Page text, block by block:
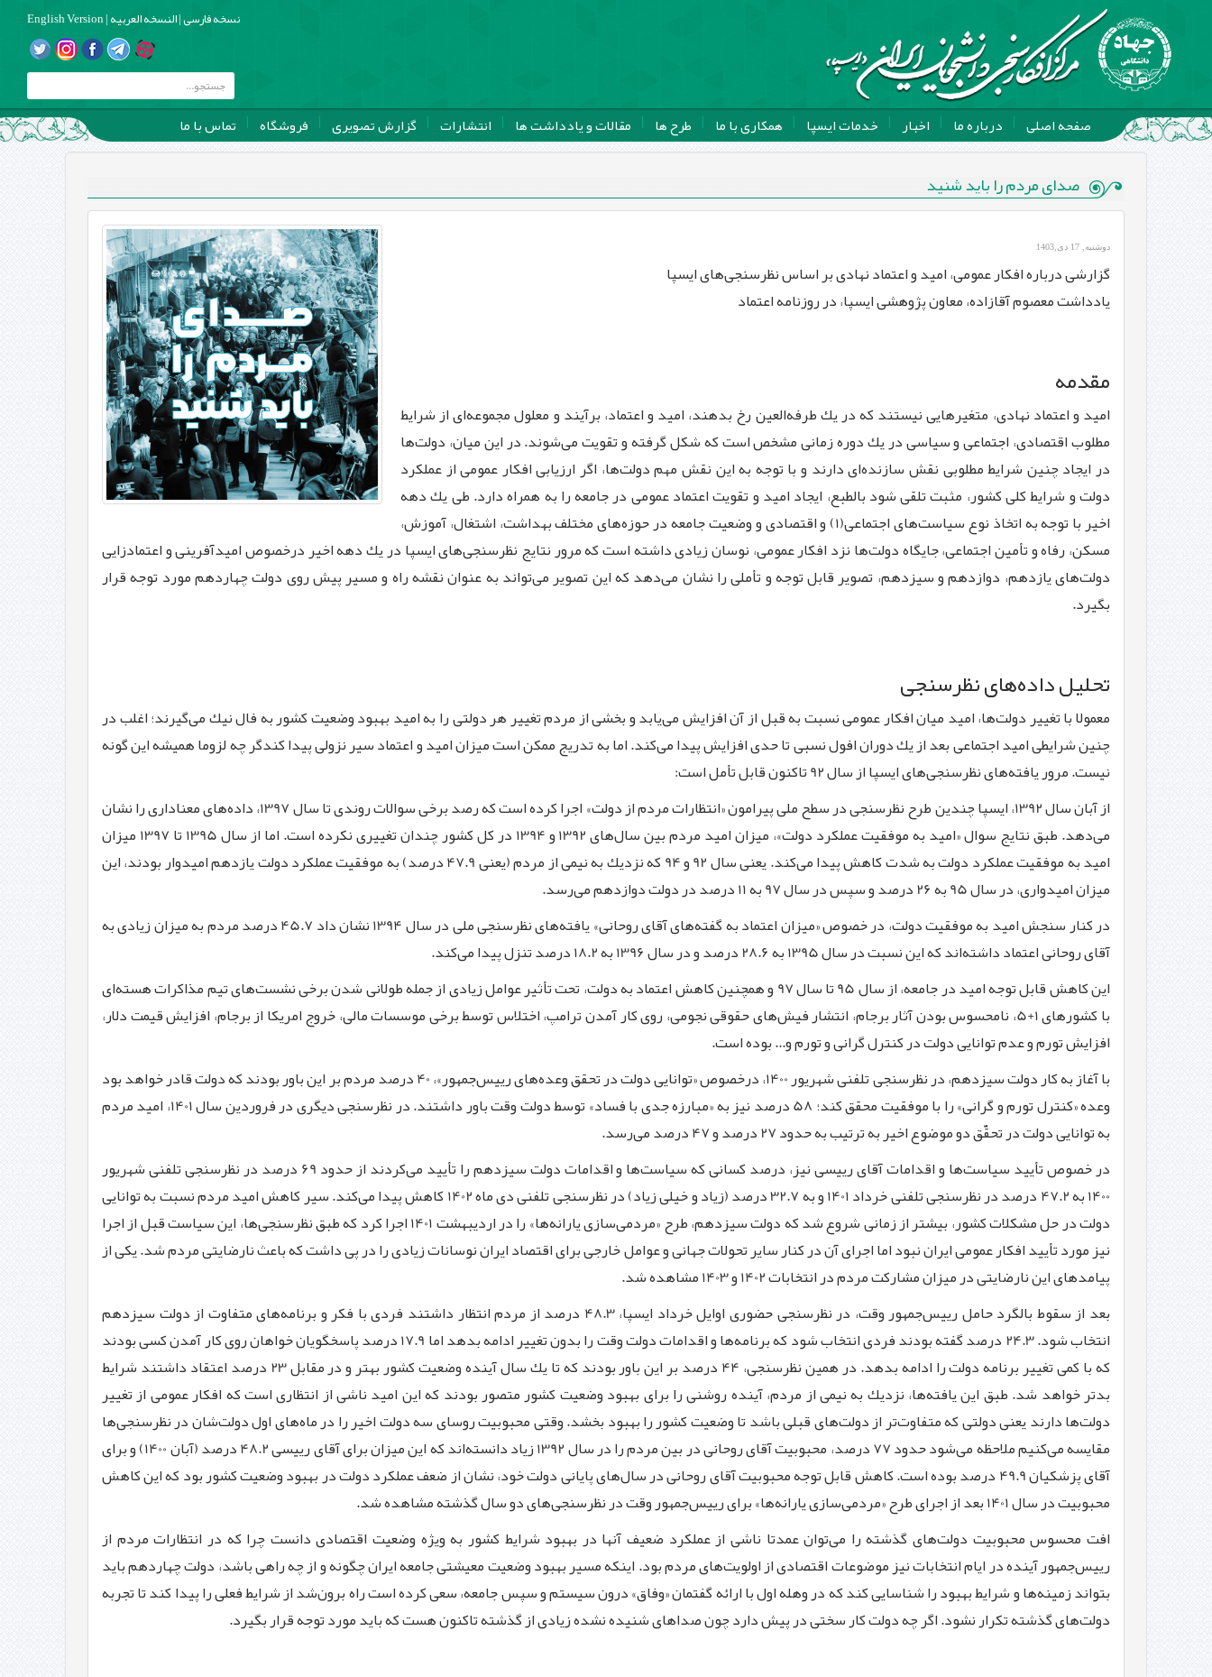
نسخه فارسی|النسخه العربیه|
English Version
صفحه اصلی درباره ما اخبار خدمات ایسپا همکاری با ما طرح ها مقالات و یادداشت ها انتشارات گزارش تصویری فروشگاه تماس با ما
صدای مردم را باید شنید
دوشنبه, 17 دی,1403
گزارشی درباره افكار عمومی، اميد و اعتماد نهادی بر اساس نظرسنجی‌های ایسپا
یادداشت معصوم آقازاده، معاون پژوهشی ایسپا، در روزنامه اعتماد
مقدمه
امید و اعتماد نهادی، متغیرهایی نیستند كه در یك طرفه‌العین رخ بدهند، امید و اعتماد، برآیند و معلول مجموعه‌‌ای از شرایط
مطلوب اقتصادی، اجتماعی و سیاسی در یك دوره زمانی مشخص است كه شكل گرفته و تقویت می‌شوند. در این میان، دولت‌ها
در ایجاد چنین شرایط مطلوبی نقش سازنده‌ای دارند و با توجه به این نقش مهم دولت‌ها، اگر ارزیابی افكار عمومی از عملكرد
دولت و شرایط كلی كشور، مثبت تلقی شود بالطبع، ایجاد امید و تقویت اعتماد عمومی در جامعه را به همراه دارد. طی یك دهه
اخیر با توجه به اتخاذ نوع سیاست‌های اجتماعی(1) و اقتصادی و وضعیت جامعه در حوزه‌های مختلف بهداشت، اشتغال، آموزش،
مسكن، رفاه و تأمین اجتماعی، جایگاه دولت‌ها نزد افكار عمومی، نوسان زیادی داشته است كه مرور نتایج نظرسنجی‌های ایسپا در یك دهه اخیر درخصوص امیدآفرینی و اعتمادزایی
دولت‌های یازدهم، دوازدهم و سیزدهم، تصویر قابل توجه و تأملی را نشان می‌دهد كه این تصویر می‌تواند به عنوان نقشه راه و مسیر پیش روی دولت چهاردهم مورد توجه قرار
بگیرد.
تحلیل داده‌هاینظرسنجی
معمولا با تغییر دولت‌ها، امید میان افكار عمومی نسبت به قبل از آن افزایش می‌یابد و بخشی از مردم تغییر هر دولتی را به امید بهبود وضعیت كشور به فال نیك می‌گیرند؛ اغلب در
چنین شرایطی امید اجتماعی بعد از یك دوران افول نسبی تا حدی افزایش پیدا می‌كند. اما به تدریج ممكن است میزان امید و اعتماد سیر نزولی پیدا ‌كند‌گر چه لزوما همیشه این گونه
نیست. مرور یافته‌های نظرسنجی‌های ایسپا از سال 92 تاكنون قابل تأمل است:
از آبان سال 1392، ایسپا چندین طرح نظرسنجی در سطح ملی پیرامون «انتظارات مردم از دولت» اجرا كرده است كه رصد برخی سوالات روندی تا سال 1397، داده‌های معناداری را نشان
می‌دهد. طبق نتایج سوال «امید به موفقیت عملكرد دولت»، میزان امید مردم بین سال‌های 1392 و 1394 در كل كشور چندان تغییری نكرده است. اما از سال 1395 تا 1397 میزان
امید به موفقیت عملكرد دولت به‌ شدت كاهش پیدا می‌كند. یعنی سال 92 و 94 كه نزدیك به نیمی از مردم (یعنی 47.9 درصد) به موفقیت عملكرد دولت یازدهم امیدوار بودند، این
میزان امیدواری، در سال 95 به 26 درصد و سپس در سال 97 به 11 درصد در دولت دوازدهم می‌رسد.
در كنار سنجش امید به موفقیت دولت، در خصوص «میزان اعتماد به گفته‌های آقای روحانی» یافته‌های نظرسنجی ملی در سال 1394 نشان داد 45.7 درصد مردم به میزان زیادی به
آقای روحانی اعتماد داشته‌اند كه این نسبت در سال 1395 به 28.6 درصد و در سال 1396 به 18.2 درصد تنزل پیدا می‌كند.
این كاهش قابل توجه امید در جامعه، از سال 95 تا سال 97 و همچنین كاهش اعتماد به دولت، تحت تأثیر عوامل زیادی از جمله طولانی شدن برخی نشست‌های تیم مذاكرات هسته‌ای
با كشورهای 1+5، نامحسوس بودن آثار برجام، انتشار فیش‌های حقوقی نجومی، روی كار آمدن ترامپ، اختلاس توسط برخی موسسات مالی، خروج امریكا از برجام، افزایش قیمت دلار،
افزایش تورم و عدم توانایی دولت در كنترل گرانی و تورم و... بوده است.
با آغاز به كار دولت سیزدهم، در نظرسنجی تلفنی شهریور 1400، درخصوص «توانایی دولت در تحقق وعده‌های رییس‌جمهور»، 40 درصد مردم بر این باور بودند كه دولت قادر خواهد بود
وعده «كنترل تورم و گرانی» را با موفقیت محقق كند؛ 58 درصد نیز به «مبارزه جدی با فساد» توسط دولت وقت باور داشتند. در نظرسنجی دیگری در فروردین سال 1401، امید مردم
به توانایی دولت در تحقّق دو موضوع اخیر به ترتیب به حدود 27 درصد و 47 درصد می‌رسد.
در خصوص تأیید سیاست‌ها و اقدامات آقای رییسی نیز، درصد كسانی كه سیاست‌ها و اقدامات دولت سیزدهم را تأیید می‌كردند از حدود 69 درصد در نظرسنجی تلفنی شهریور
1400 به 47.2 درصد در نظرسنجی تلفنی خرداد 1401 و به 32.7 درصد (زیاد و خیلی زیاد) در نظرسنجی تلفنی دی ماه 1402 كاهش پیدا می‌كند. سیر كاهش امید مردم نسبت به توانایی
دولت در حل مشكلات كشور، بیشتر از زمانی شروع شد كه دولت سیزدهم، طرح «مردمی‌سازی یارانه‌ها» را در اردیبهشت 1401 اجرا كرد كه طبق نظرسنجی‌ها، این سیاست قبل از اجرا
نیز مورد تأیید افكار عمومی ایران نبود اما اجرای آن در كنار سایر تحولات جهانی و عوامل خارجی برای اقتصاد ایران نوسانات زیادی را در پی داشت كه باعث نارضایتی مردم شد. یكی از
پیامدهای این نارضایتی در میزان مشاركت مردم در انتخابات 1402 و 1403 مشاهده شد.
بعد از سقوط بالگرد حامل رییس‌جمهور وقت، در نظرسنجی حضوری اوایل خرداد ایسپا، 48.3 درصد از مردم انتظار داشتند فردی با فكر و برنامه‌های متفاوت از دولت سیزدهم
انتخاب شود. 24.3 درصد گفته‌ بودند فردی انتخاب شود كه برنامه‌ها و اقدامات دولت وقت را بدون تغییر ادامه بدهد اما 17.9 درصد پاسخگویان خواهان روی كار آمدن كسی بودند
كه با كمی تغییر برنامه دولت را ادامه بدهد. در همین نظرسنجی، 44 درصد بر این باور بودند كه تا یك سال آینده وضعیت كشور بهتر و در مقابل 23 درصد اعتقاد داشتند شرایط
بدتر خواهد شد. طبق این یافته‌ها، نزدیك به نیمی از مردم، آینده روشنی را برای بهبود وضعیت كشور متصور بودند كه این امید ناشی از انتظاری است كه افكار عمومی از تغییر
دولت‌ها دارند یعنی دولتی كه متفاوت‌تر از دولت‌های قبلی باشد تا وضعیت كشور را بهبود بخشد. وقتی محبوبیت روسای سه دولت اخیر را در ماه‌های اول دولت‌شان در نظرسنجی‌ها
مقایسه می‌كنیم ملاحظه می‌شود حدود 77 درصد، محبوبیت آقای روحانی در بین مردم را در سال 1392 زیاد دانسته‌اند كه این میزان برای آقای رییسی 48.2 درصد (آبان 1400) و برای
آقای پزشكیان 49.9 درصد بوده است. كاهش قابل توجه محبوبیت آقای روحانی در سال‌های پایانی دولت خود، نشان از ضعف عملكرد دولت در بهبود وضعیت كشور بود كه این كاهش
محبوبیت در سال 1401 بعد از اجرای طرح «مردمی‌سازی یارانه‌ها» برای رییس‌جمهور وقت در نظرسنجی‌های دو سال گذشته مشاهده شد.
افت محسوس محبوبیت دولت‌های گذشته را می‌توان عمدتا ناشی از عملكرد ضعیف آنها در بهبود شرایط كشور به ویژه وضعیت اقتصادی دانست چرا كه در انتظارات مردم از
رییس‌جمهور آینده در ایام انتخابات نیز موضوعات اقتصادی از اولویت‌های مردم بود. اینكه مسیر بهبود وضعیت معیشتی جامعه ایران چگونه و از چه راهی باشد، دولت چهاردهم باید
بتواند زمینه‌ها و شرایط بهبود را شناسایی كند كه در وهله اول با ارائه گفتمان «وفاق» درون سیستم و سپس جامعه، سعی كرده است راه برون‌شد از شرایط فعلی را پیدا كند تا تجربه
دولت‌های گذشته تكرار نشود.‌ اگر چه دولت كار سختی در پیش دارد چون صداهای شنیده نشده زیادی از گذشته تاكنون هست كه باید مورد توجه قرار بگیرد.